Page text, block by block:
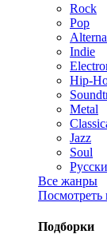
Rock
Pop
Indie
Hip-
Metal
Jazz
Soul
Все жанры
Посмотреть
Подборки